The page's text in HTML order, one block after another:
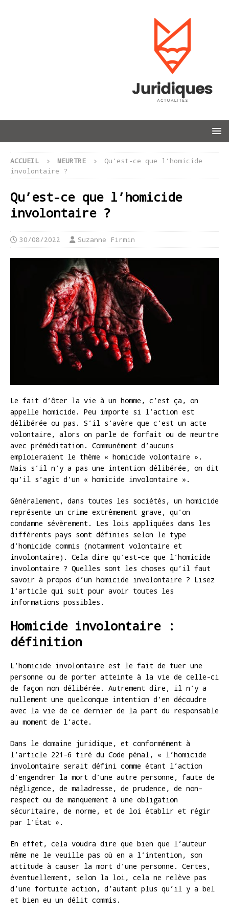
ACCUEIL MEURTRE
Qu’est-ce que l’homicide
involontaire ?
Qu’est-ce que l’homicide
involontaire ?
30/08/2022 Suzanne Firmin
Le fait d’ôter la vie à un homme, c’est ça, on
appelle homicide. Peu importe si l’action est
délibérée ou pas. S’il s’avère que c’est un acte
volontaire, alors on parle de forfait ou de meurtre
avec préméditation. Communément d’aucuns
emploieraient le thème « homicide volontaire ».
Mais s’il n’y a pas une intention délibérée, on dit
qu’il s’agit d’un « homicide involontaire ».
Généralement, dans toutes les sociétés, un homicide
représente un crime extrêmement grave, qu’on
condamne sévèrement. Les lois appliquées dans les
différents pays sont définies selon le type
d’homicide commis (notamment volontaire et
involontaire). Cela dire qu’est-ce que l’homicide
involontaire ? Quelles sont les choses qu’il faut
savoir à propos d’un homicide involontaire ? Lisez
l’article qui suit pour avoir toutes les
informations possibles.
Homicide involontaire :
définition
L’homicide involontaire est le fait de tuer une
personne ou de porter atteinte à la vie de celle-ci
de façon non délibérée. Autrement dire, il n’y a
nullement une quelconque intention d’en découdre
avec la vie de ce dernier de la part du responsable
au moment de l’acte.
Dans le domaine juridique, et conformément à
l’article 221-6 tiré du Code pénal, « l’homicide
involontaire serait défini comme étant l’action
d’engendrer la mort d’une autre personne, faute de
négligence, de maladresse, de prudence, de non-
respect ou de manquement à une obligation
sécuritaire, de norme, et de loi établir et régir
par l’État ».
En effet, cela voudra dire que bien que l’auteur
même ne le veuille pas où en a l’intention, son
attitude à causer la mort d’une personne. Certes,
éventuellement, selon la loi, cela ne relève pas
d’une fortuite action, d’autant plus qu’il y a bel
et bien eu un délit commis.